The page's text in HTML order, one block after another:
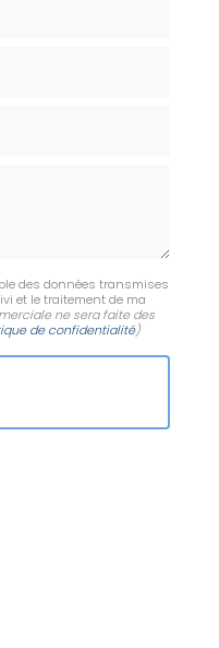
des données transmises
et le traitement de ma
ne sera faite des
de confidentialité)